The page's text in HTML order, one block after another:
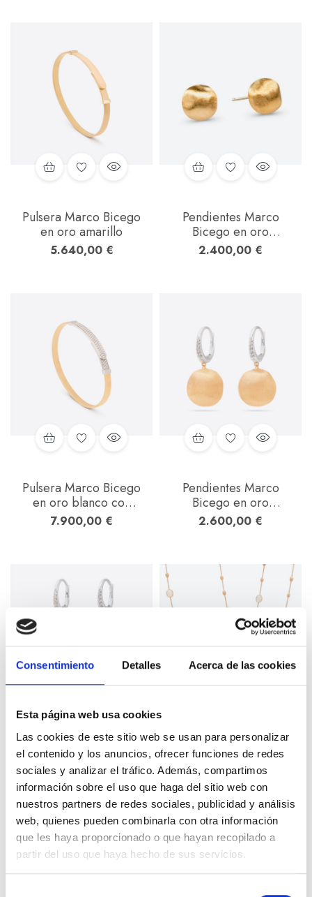
Consentimiento Detalles Acerca de las cookies
Esta página web usa cookies
Las cookies de este sitio web se usan para personalizar
el contenido y los anuncios, ofrecer funciones de redes
sociales y analizar el tráfico. Además, compartimos
información sobre el uso que haga del sitio web con
nuestros partners de redes sociales, publicidad y análisis
web, quienes pueden combinarla con otra información
que les haya proporcionado o que hayan recopilado a
partir del uso que haya hecho de sus servicios.
Pulsera Marco Bicego
en oro amarillo
5.640,00 €
Pendientes Marco
Bicego en oro
amarillo
2.400,00 €
Pulsera Marco Bicego
en oro blanco con
diamantes y oro
amarillo
7.900,00 €
Pendientes Marco
Bicego en oro
amarillo y blanco con
diamantes
2.600,00 €
Pendientes Marco
Bicego en oro
amarillo y blanco con
diamantes
3.350,00 €
Collar Marco Bicego
con madreperlas en
oro amarillo
7.150,00€